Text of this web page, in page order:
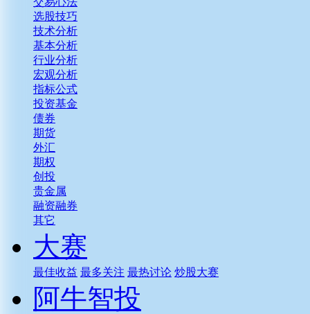
选股技巧
技术分析
基本分析
行业分析
宏观分析
指标公式
投资基金
债券
期货
外汇
期权
创投
贵金属
融资融券
其它
大赛
最佳收益 最多关注 最热讨论 炒股大赛
阿牛智投